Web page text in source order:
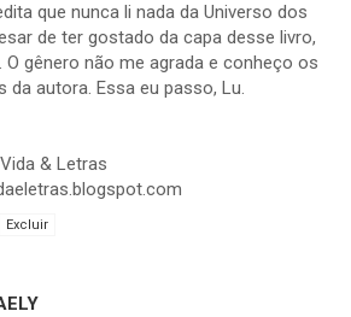
que nunca li nada da Universo dos
de ter gostado da capa desse livro,
O gênero não me agrada e conheço os
da autora. Essa eu passo, Lu.
& Letras
Excluir